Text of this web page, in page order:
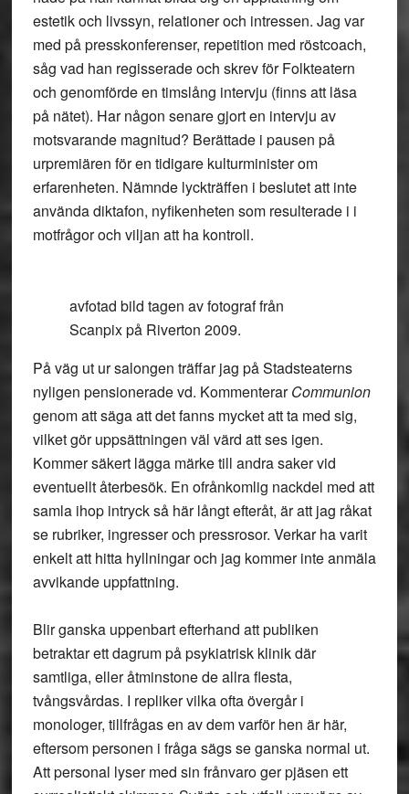
estetik och livssyn, relationer och intressen. Jag var
med på presskonferenser, repetition med röstcoach,
såg vad han regisserade och skrev för Folkteatern
och genomförde en timslång intervju (finns att läsa
på nätet). Har någon senare gjort en intervju av
motsvarande magnitud? Berättade i pausen på
urpremiären för en tidigare kulturminister om
erfarenheten. Nämnde lyckträffen i beslutet att inte
använda diktafon, nyfikenheten som resulterade i i
motfrågor och viljan att ha kontroll.
avfotad bild tagen av fotograf från
Scanpix på Riverton 2009.
På väg ut ur salongen träffar jag på Stadsteaterns
nyligen pensionerade vd. KommenterarCommunion
genom att säga att det fanns mycket att ta med sig,
vilket gör uppsättningen väl värd att ses igen.
Kommer säkert lägga märke till andra saker vid
eventuellt återbesök. En ofrånkomlig nackdel med att
samla ihop intryck så här långt efteråt, är att jag råkat
se rubriker, ingresser och pressrosor. Verkar ha varit
enkelt att hitta hyllningar och jag kommer inte anmäla
avvikande uppfattning.
Blir ganska uppenbart efterhand att publiken
betraktar ett dagrum på psykiatrisk klinik där
samtliga, eller åtminstone de allra flesta,
tvångsvårdas. I repliker vilka ofta övergår i
monologer, tillfrågas en av dem varför hen är här,
eftersom personen i fråga sägs se ganska normal ut.
Att personal lyser med sin frånvaro ger pjäsen ett